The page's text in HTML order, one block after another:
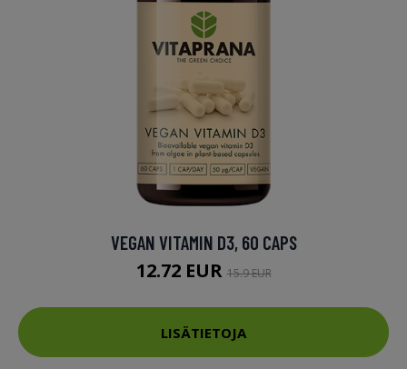
VEGAN VITAMIN D3, 60 CAPS
12.72 EUR15.9 EUR
LISÄTIETOJA